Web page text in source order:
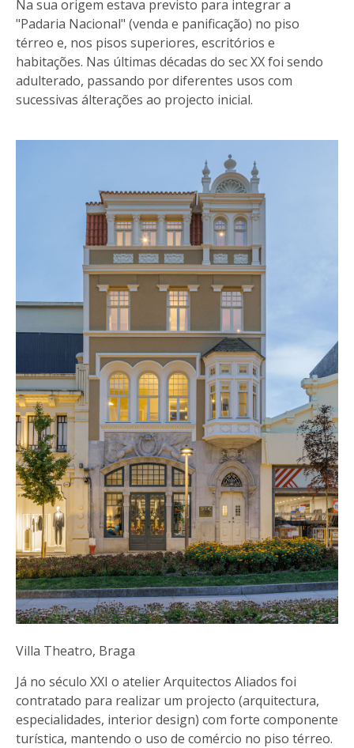
Na sua origem estava previsto para integrar a
"Padaria Nacional" (venda e panificação) no piso
térreo e, nos pisos superiores, escritórios e
habitações. Nas últimas décadas do sec XX foi sendo
adulterado, passando por diferentes usos com
sucessivas álterações ao projecto inicial.
Villa Theatro, Braga
Já no século XXI o atelier Arquitectos Aliados foi
contratado para realizar um projecto (arquitectura,
especialidades, interior design) com forte componente
turística, mantendo o uso de comércio no piso térreo.